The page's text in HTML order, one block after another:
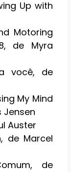
Up with
Motoring
de Myra
você, de
My Mind
Jensen
Auster
de Marcel
de